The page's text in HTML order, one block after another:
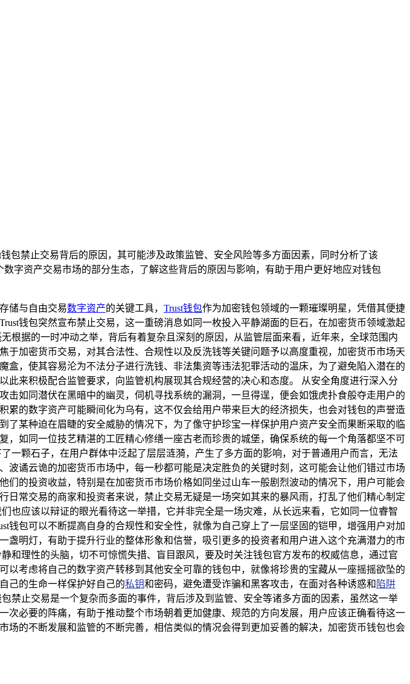
包禁止交易背后的原因，其可能涉及政策监管、安全风险等多方面因素，同时分析了该
字资产交易市场的部分生态，了解这些背后的原因与影响，有助于用户更好地应对钱包
储与自由交易数字资产的关键工具， Trust钱包作为加密钱包领域的一颗璀璨明星，凭借其便捷
钱包突然宣布禁止交易，这一重磅消息如同一枚投入平静湖面的巨石，在加密货币领域激起
根据的一时冲动之举，背后有着复杂且深刻的原因，从监管层面来看，近年来，全球范围内
加密货币交易，对其合法性、合规性以及反洗钱等关键问题予以高度重视，加密货币市场天
，使其容易沦为不法分子进行洗钱、非法集资等违法犯罪活动的温床，为了避免陷入潜在的
来积极配合监管要求，向监管机构展现其合规经营的决心和态度。 从安全角度进行深入分
如同潜伏在黑暗中的幽灵，伺机寻找系统的漏洞，一旦得逞，便会如饿虎扑食般夺走用户的
的数字资产可能瞬间化为乌有，这不仅会给用户带来巨大的经济损失，也会对钱包的声誉造
某种迫在眉睫的安全威胁的情况下，为了像守护珍宝一样保护用户资产安全而果断采取的临
如同一位技艺精湛的工匠精心修缮一座古老而珍贵的城堡，确保系统的每一个角落都坚不可
一颗石子，在用户群体中泛起了层层涟漪，产生了多方面的影响，对于普通用户而言，无法
谲云诡的加密货币市场中，每一秒都可能是决定胜负的关键时刻，这可能会让他们错过市场
的投资收益，特别是在加密货币市场价格如同坐过山车一般剧烈波动的情况下，用户可能会
常交易的商家和投资者来说，禁止交易无疑是一场突如其来的暴风雨，打乱了他们精心制定
也应该以辩证的眼光看待这一举措，它并非完全是一场灾难，从长远来看，它如同一位睿智
包可以不断提高自身的合规性和安全性，就像为自己穿上了一层坚固的铠甲，增强用户对加
明灯，有助于提升行业的整体形象和信誉，吸引更多的投资者和用户进入这个充满潜力的市
和理性的头脑，切不可惊慌失措、盲目跟风，要及时关注钱包官方发布的权威信息，通过官
考虑将自己的数字资产转移到其他安全可靠的钱包中，就像将珍贵的宝藏从一座摇摇欲坠的
己的生命一样保护好自己的私钥和密码，避免遭受诈骗和黑客攻击，在面对各种诱惑和 陷阱
禁止交易是一个复杂而多面的事件，背后涉及到监管、安全等诸多方面的因素，虽然这一举
必要的阵痛，有助于推动整个市场朝着更加健康、规范的方向发展，用户应该正确看待这一
的不断发展和监管的不断完善，相信类似的情况会得到更加妥善的解决，加密货币钱包也会